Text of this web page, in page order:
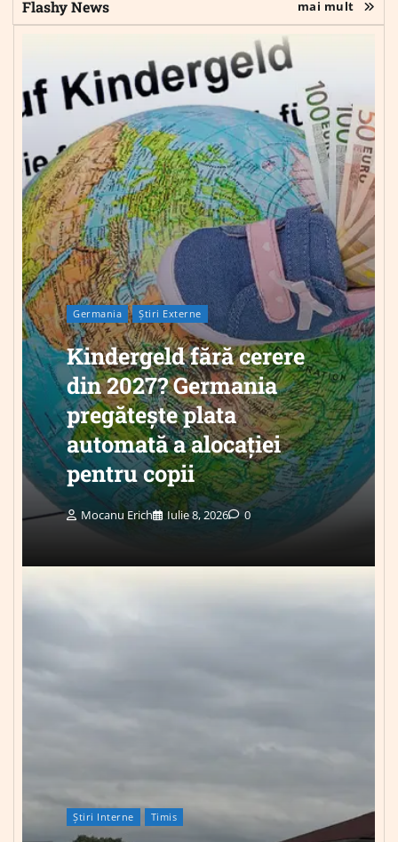
Flashy News mai mult
Germania Știri Externe
Kindergeld fără cerere
din 2027? Germania
pregătește plata
automată a alocației
pentru copii
Mocanu Erich Iulie 8, 2026 0
Știri Interne Timis